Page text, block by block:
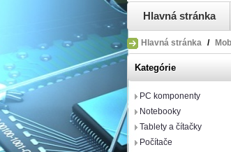
Hlavná stránka
Hlavná stránka /
Kategórie
PC komponenty
Notebooky
Tablety a čítačky
Počítače